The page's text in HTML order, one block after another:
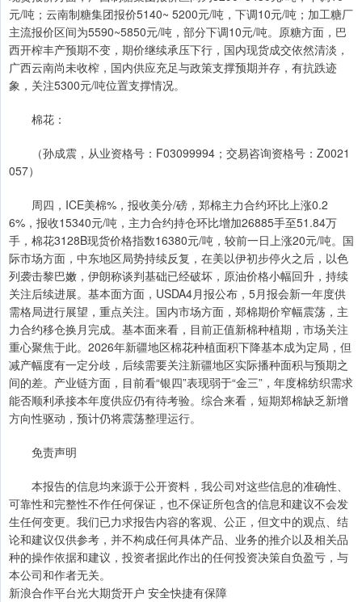
元/吨；云南制糖集团报价5140~ 5200元/吨，下调10元/吨；加工糖厂
主流报价区间为5590~5850元/吨，部分下调10元/吨。原糖方面，巴
西开榨丰产预期不变，期价继续承压下行，国内现货成交依然清淡，
广西云南尚未收榨，国内供应充足与政策支撑预期并存，有抗跌迹
象，关注5300元/吨位置支撑情况。
棉花：
（孙成震，从业资格号：F03099994；交易咨询资格号：Z0021
057）
周四，ICE美棉%，报收美分/磅，郑棉主力合约环比上涨0.2
6%，报收15340元/吨，主力合约持仓环比增加26885手至51.84万
手，棉花3128B现货价格指数16380元/吨，较前一日上涨20元/吨。国
际市场方面，中东地区局势持续反复，在美以伊初步停火之后，以色
列袭击黎巴嫩，伊朗称谈判基础已经破坏，原油价格小幅回升，持续
关注后续进展。基本面方面，USDA4月报公布，5月报会新一年度供
需格局进行展望，重点关注。国内市场方面，郑棉期价窄幅震荡，主
力合约移仓换月完成。基本面来看，目前正值新棉种植期，市场关注
重心聚焦于此。2026年新疆地区棉花种植面积下降基本成为定局，但
减产幅度有一定分歧，后续需要关注新疆地区实际播种面积与预期之
间的差。产业链方面，目前看“银四”表现弱于“金三”，年度棉纺织需求
能否顺利承接本年度供应仍有待考验。综合来看，短期郑棉缺乏新增
方向性驱动，预计仍将震荡整理运行。
免责声明
本报告的信息均来源于公开资料，我公司对这些信息的准确性、
可靠性和完整性不作任何保证，也不保证所包含的信息和建议不会发
生任何变更。我们已力求报告内容的客观、公正，但文中的观点、结
论和建议仅供参考，并不构成任何具体产品、业务的推介以及相关品
种的操作依据和建议，投资者据此作出的任何投资决策自负盈亏，与
本公司和作者无关。
新浪合作平台光大期货开户 安全快捷有保障